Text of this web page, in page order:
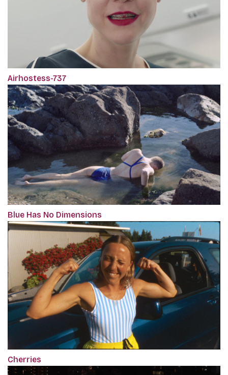
Airhostess-737
Blue Has No Dimensions
Cherries